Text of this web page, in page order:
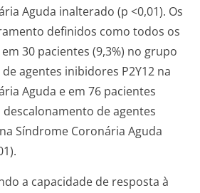
Aguda inalterado (p <0,01). Os
definidos como todos os
30 pacientes (9,3%) no grupo
agentes inibidores P2Y12 na
Aguda e em 76 pacientes
descalonamento de agentes
Síndrome Coronária Aguda
a capacidade de resposta à